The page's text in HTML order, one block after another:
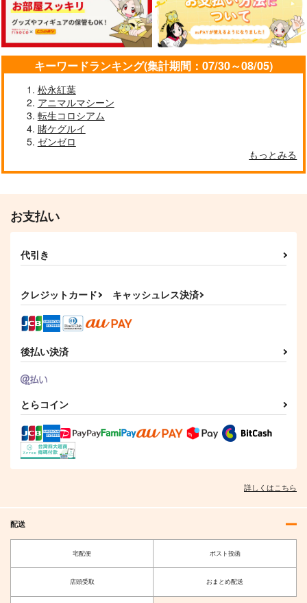
キーワードランキング(集計期間：07/30～08/05)
松永紅葉
アニマルマシーン
転生コロシアム
賭ケグルイ
ゼンゼロ
もっとみる
お支払い
代引き
クレジットカード キャッシュレス決済
後払い決済
とらコイン
詳しくはこちら
配送
宅配便 ポスト投函
店頭受取 おまとめ配送